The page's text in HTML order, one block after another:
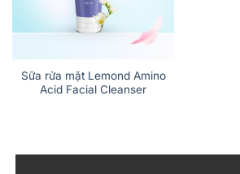
Sữa rửa mặt Lemond Amino
Acid Facial Cleanser